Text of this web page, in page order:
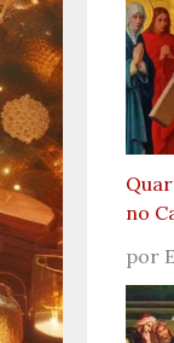
no
por